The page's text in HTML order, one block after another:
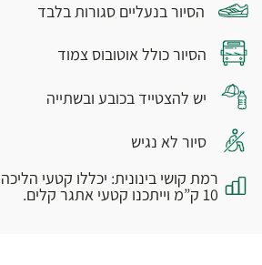
הסיור בנעליים סגורות בלבד
הסיור כולל אוטובוס צמוד
יש להצטייד בכובע ובשתייה
סיור לא נגיש
רמת קושי בינונית: יכללו קטעי
10 ק”מ וייתכנו קטעי אתגר קלים.